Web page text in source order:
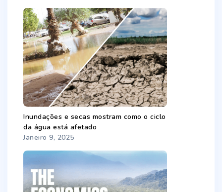
Inundações e secas mostram como o ciclo
da água está afetado
Janeiro 9, 2025